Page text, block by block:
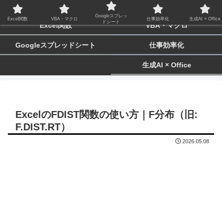
biz-tactics
Excel関数 VBA・マクロ
Googleスプレッドシート 仕事効率化
生成AI × Office
ExcelのFDIST関数の使い方｜F分布（旧:
F.DIST.RT）
2026.05.08
Excel関数 VBA・マクロ
Googleスプレッ
ドシート
仕事効率化 生成AI × Office